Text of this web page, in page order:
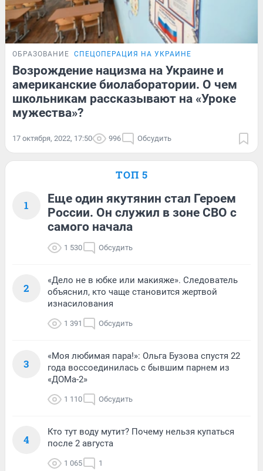
ОБРАЗОВАНИЕ СПЕЦОПЕРАЦИЯ НА УКРАИНЕ
Возрождение нацизма на Украине и
американские биолаборатории. О чем
школьникам рассказывают на «Уроке
мужества»?
17 октября, 2022, 17:50 996 Обсудить
ТОП 5
1
Еще один якутянин стал Героем
России. Он служил в зоне СВО с
самого начала
1 530 Обсудить
2
«Дело не в юбке или макияже». Следователь
объяснил, кто чаще становится жертвой
изнасилования
1 391 Обсудить
3
«Моя любимая пара!»: Ольга Бузова спустя 22
года воссоединилась с бывшим парнем из
«ДОМа-2»
1 110 Обсудить
4
Кто тут воду мутит? Почему нельзя купаться
после 2 августа
1 065 1